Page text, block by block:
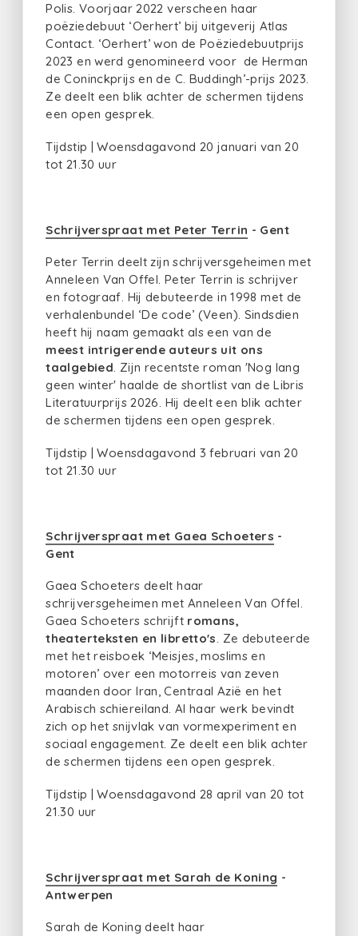
Polis. Voorjaar 2022 verscheen haar
poëziedebuut ‘Oerhert’ bij uitgeverij Atlas
Contact. ‘Oerhert’ won de Poëziedebuutprijs
2023 en werd genomineerd voor de Herman
de Coninckprijs en de C. Buddingh’-prijs 2023.
Ze deelt een blik achter de schermen tijdens
een open gesprek.
Tijdstip | Woensdagavond 20 januari van 20
tot 21.30 uur
Schrijverspraat met Peter Terrin - Gent
Peter Terrin deelt zijn schrijversgeheimen met
Anneleen Van Offel. Peter Terrin is schrijver
en fotograaf. Hij debuteerde in 1998 met de
verhalenbundel ‘De code’ (Veen). Sindsdien
heeft hij naam gemaakt als een van de
meest intrigerende auteurs uit ons
taalgebied. Zijn recentste roman 'Nog lang
geen winter' haalde de shortlist van de Libris
Literatuurprijs 2026. Hij deelt een blik achter
de schermen tijdens een open gesprek.
Tijdstip | Woensdagavond 3 februari van 20
tot 21.30 uur
Schrijverspraat met Gaea Schoeters -
Gent
Gaea Schoeters deelt haar
schrijversgeheimen met Anneleen Van Offel.
Gaea Schoeters schrijft romans,
theaterteksten en libretto's. Ze debuteerde
met het reisboek ‘Meisjes, moslims en
motoren’ over een motorreis van zeven
maanden door Iran, Centraal Azië en het
Arabisch schiereiland. Al haar werk bevindt
zich op het snijvlak van vormexperiment en
sociaal engagement. Ze deelt een blik achter
de schermen tijdens een open gesprek.
Tijdstip | Woensdagavond 28 april van 20 tot
21.30 uur
Schrijverspraat met Sarah de Koning -
Antwerpen
Sarah de Koning deelt haar